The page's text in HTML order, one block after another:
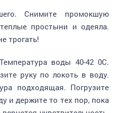
простыни и одеяла.
трогать!
руку по локоть в воду.
подходящая. Погрузите
и держите то тех пор, пока
чувствительность.